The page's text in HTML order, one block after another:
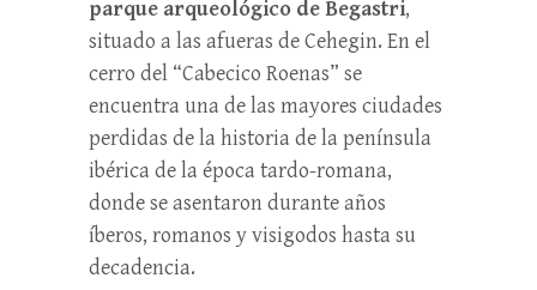
parque arqueológico de Begastri,
situado a las afueras de Cehegin. En el
cerro del “Cabecico Roenas” se
encuentra una de las mayores ciudades
perdidas de la historia de la península
ibérica de la época tardo-romana,
donde se asentaron durante años
íberos, romanos y visigodos hasta su
decadencia.